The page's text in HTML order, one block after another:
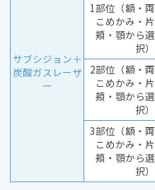
サブシジョン＋
炭酸ガスレーザ
ー
1部位（額・両
こめかみ・片
頬・顎から選
択）
2部位（額・両
こめかみ・片
頬・顎から選
択）
3部位（額・両
こめかみ・片
頬・顎から選
択）